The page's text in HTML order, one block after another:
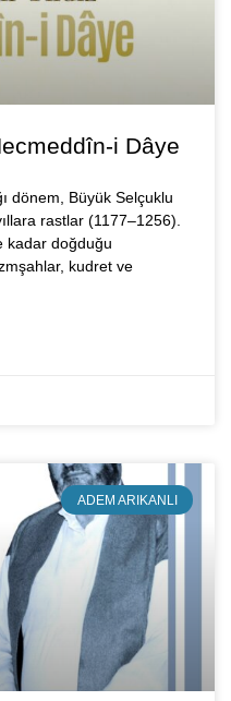
i Dâye
dönem, Büyük Selçuklu
yıllara rastlar (1177–1256).
kadar doğduğu
kudret ve
ADEM ARIKANLI